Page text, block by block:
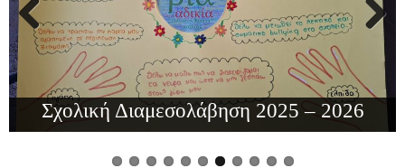
– 2026 Κυκλοφοριακή αγωγή